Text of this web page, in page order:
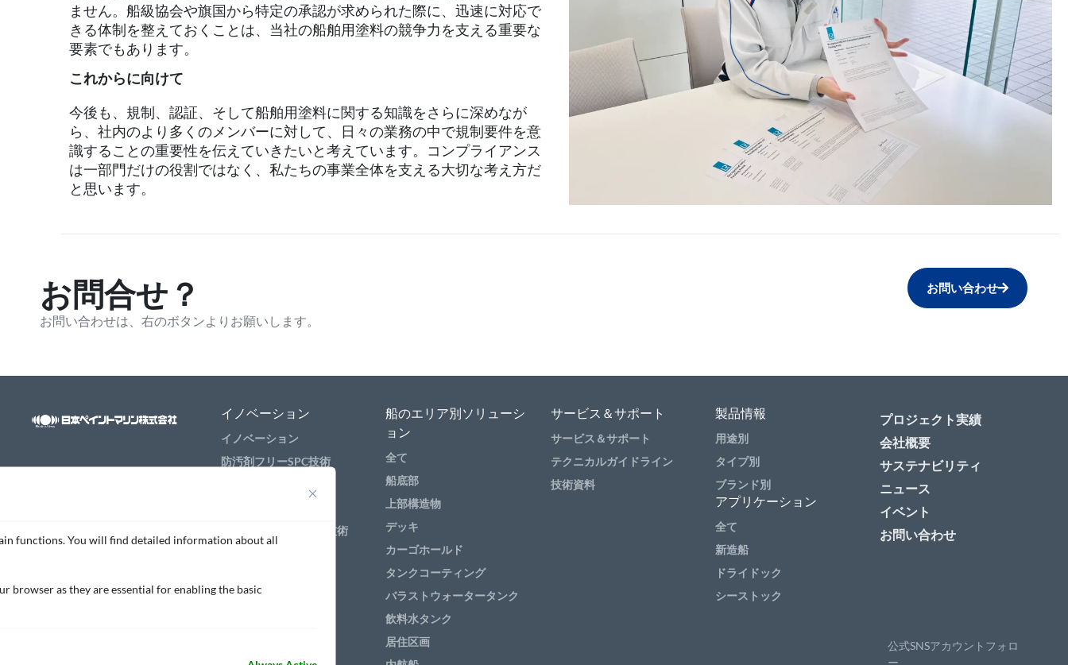
functions. You will find detailed information about all
browser as they are essential for enabling the basic
ません。船級協会や旗国から特定の承認が求められた際に、迅速に対応で
きる体制を整えておくことは、当社の船舶用塗料の競争力を支える重要な
要素でもあります。
これからに向けて
今後も、規制、認証、そして船舶用塗料に関する知識をさらに深めなが
ら、社内のより多くのメンバーに対して、日々の業務の中で規制要件を意
識することの重要性を伝えていきたいと考えています。コンプライアンス
は一部門だけの役割ではなく、私たちの事業全体を支える大切な考え方だ
と思います。
お問合せ？
お問い合わせは、右のボタンよりお願いします。
お問い合わせ
イノベーション
イノベーション
防汚剤フリーSPC技術
SI(規定膜厚目視判定)技術
船のエリア別ソリューシ
ョン
全て
船底部
上部構造物
デッキ
カーゴホールド
タンクコーティング
バラストウォータータンク
飲料水タンク
居住区画
サービス＆サポート
サービス＆サポート
テクニカルガイドライン
技術資料
製品情報
用途別
タイプ別
ブランド別
アプリケーション
全て
新造船
ドライドック
シーストック
プロジェクト実績
会社概要
サステナビリティ
ニュース
イベント
お問い合わせ
公式SNSアカウントフォロ
ー